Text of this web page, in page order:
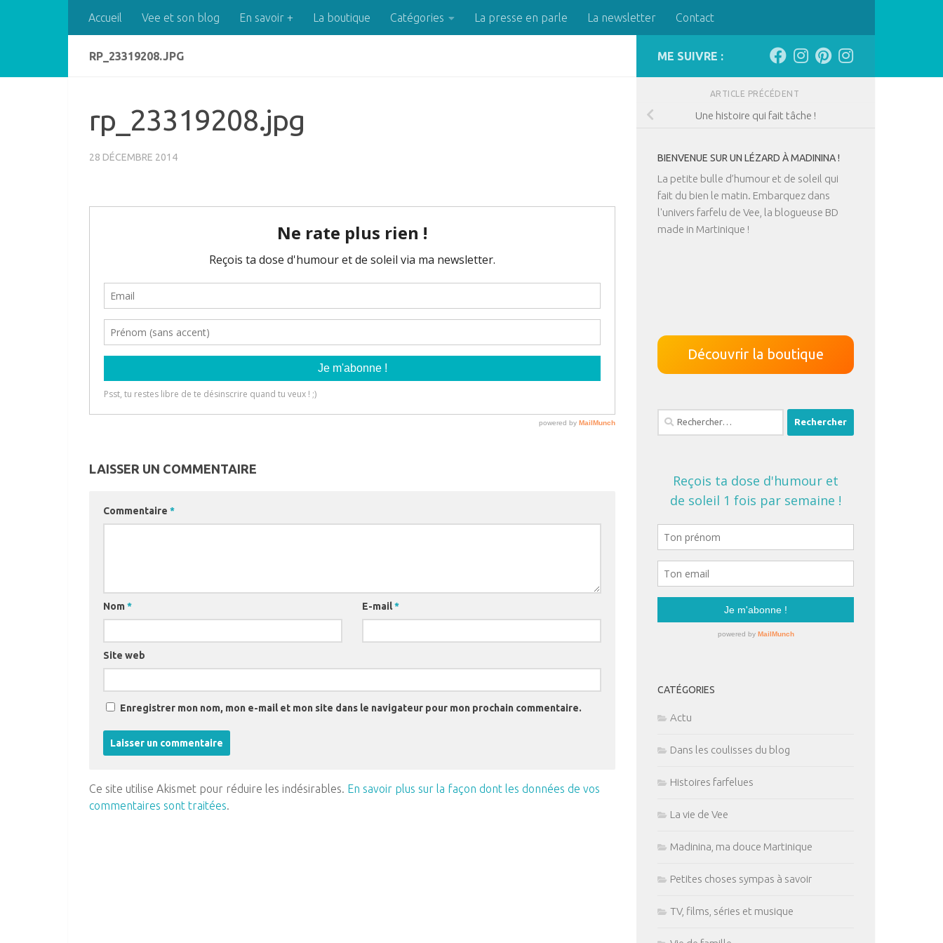
Skip to contentAccueil Vee et son blog En savoir + La boutique Catégories La presse en parle La newsletter Contact
RP_23319208.JPG
rp_23319208.jpg
28 DÉCEMBRE 2014
LAISSER UN COMMENTAIRE
Commentaire *
Nom * E-mail*
Site web
Enregistrer mon nom, mon e-mail et mon site dans le navigateur pour mon prochain commentaire.
Ce site utilise Akismet pour réduire les indésirables. En savoir plus sur la façon dont les données de vos
commentaires sont traitées.
ME SUIVRE :
ARTICLE PRÉCÉDENT
Une histoire qui fait tâche !
BIENVENUE SUR UN LÉZARD À MADININA !
La petite bulle d’humour et de soleil qui
fait du bien le matin. Embarquez dans
l'univers farfelu de Vee, la blogueuse BD
made in Martinique !
Découvrir la boutique
Rechercher :
CATÉGORIES
Actu
Dans les coulisses du blog
Histoires farfelues
La vie de Vee
Madinina, ma douce Martinique
Petites choses sympas à savoir
TV, films, séries et musique